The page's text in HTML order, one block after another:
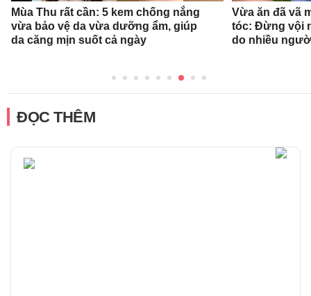
Mùa Thu rất cần: 5 kem chống nắng
vừa bảo vệ da vừa dưỡng ẩm, giúp
da căng mịn suốt cả ngày
Vừa ăn đã vã
tóc: Đừng vội
do nhiều
ĐỌC THÊM